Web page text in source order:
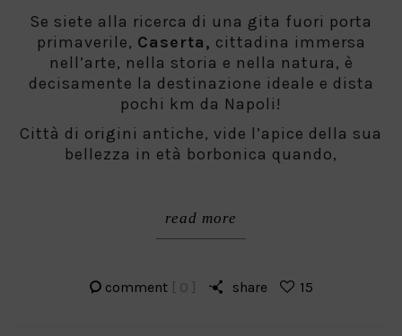
Se siete alla ricerca di una gita fuori porta
primaverile, Caserta, cittadina immersa
nell’arte, nella storia e nella natura, è
decisamente la destinazione ideale e dista
pochi km da Napoli!
Città di origini antiche, vide l’apice della sua
bellezza in età borbonica quando,
read more
comment [ 0 ] share 15